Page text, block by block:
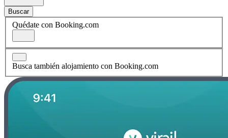
Buscar
Quédate con Booking.com
Busca también alojamiento con Booking.com